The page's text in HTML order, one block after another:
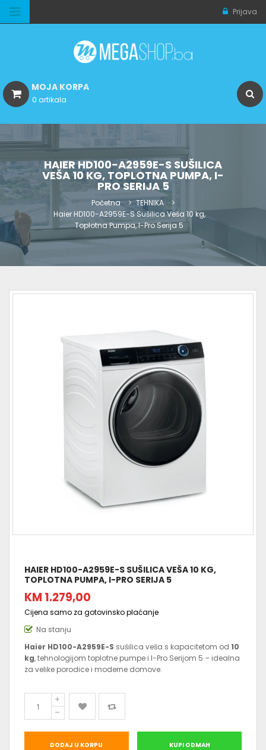
Prijava
MOJA KORPA
0 artikala
HAIER HD100-A2959E-S SUŠILICA
VEŠA 10 KG, TOPLOTNA PUMPA, I-
PRO SERIJA 5
Početna
TEHNIKA
Haier HD100-A2959E-S Sušilica Veša 10 kg,
Toplotna Pumpa, I-Pro Serija 5
HAIER HD100-A2959E-S SUŠILICA VEŠA 10 KG,
TOPLOTNA PUMPA, I-PRO SERIJA 5
KM 1.279,00
Cijena samo za gotovinsko plaćanje
Na stanju
Haier HD100-A2959E-S sušilica veša s kapacitetom od 10
kg, tehnologijom toplotne pumpe i I-Pro Serijom 5 – idealna
za velike porodice i moderne domove.
DODAJ U KORPU KUPI ODMAH